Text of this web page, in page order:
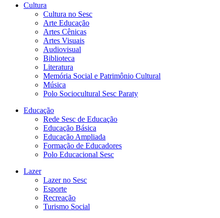
Cultura
Cultura no Sesc
Arte Educação
Artes Cênicas
Artes Visuais
Audiovisual
Biblioteca
Literatura
Memória Social e Patrimônio Cultural
Música
Polo Sociocultural Sesc Paraty
Educação
Rede Sesc de Educação
Educação Básica
Educação Ampliada
Formação de Educadores
Polo Educacional Sesc
Lazer
Lazer no Sesc
Esporte
Recreação
Turismo Social